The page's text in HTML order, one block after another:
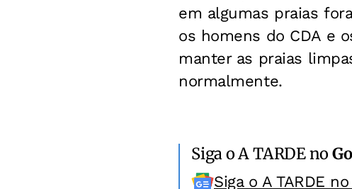
em algumas praias
os homens do CDA e
manter as praias
normalmente.
Siga o A TARDE no
Siga o A TARDE